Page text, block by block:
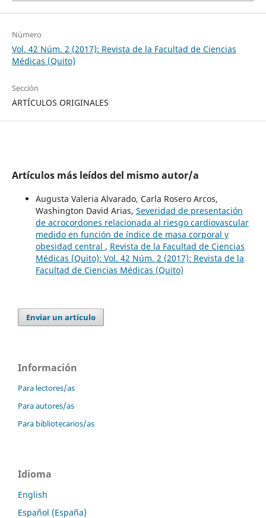
Número
Vol. 42 Núm. 2 (2017): Revista de la Facultad de Ciencias
Médicas (Quito)
Sección
ARTÍCULOS ORIGINALES
Artículos más leídos del mismo autor/a
Augusta Valeria Alvarado, Carla Rosero Arcos,
Washington David Arias, Severidad de presentación
de acrocordones relacionada al riesgo cardiovascular
medido en función de índice de masa corporal y
obesidad central , Revista de la Facultad de Ciencias
Médicas (Quito): Vol. 42 Núm. 2 (2017): Revista de la
Facultad de Ciencias Médicas (Quito)
Enviar un artículo
Información
Para lectores/as
Para autores/as
Para bibliotecarios/as
Idioma
English
Español (España)